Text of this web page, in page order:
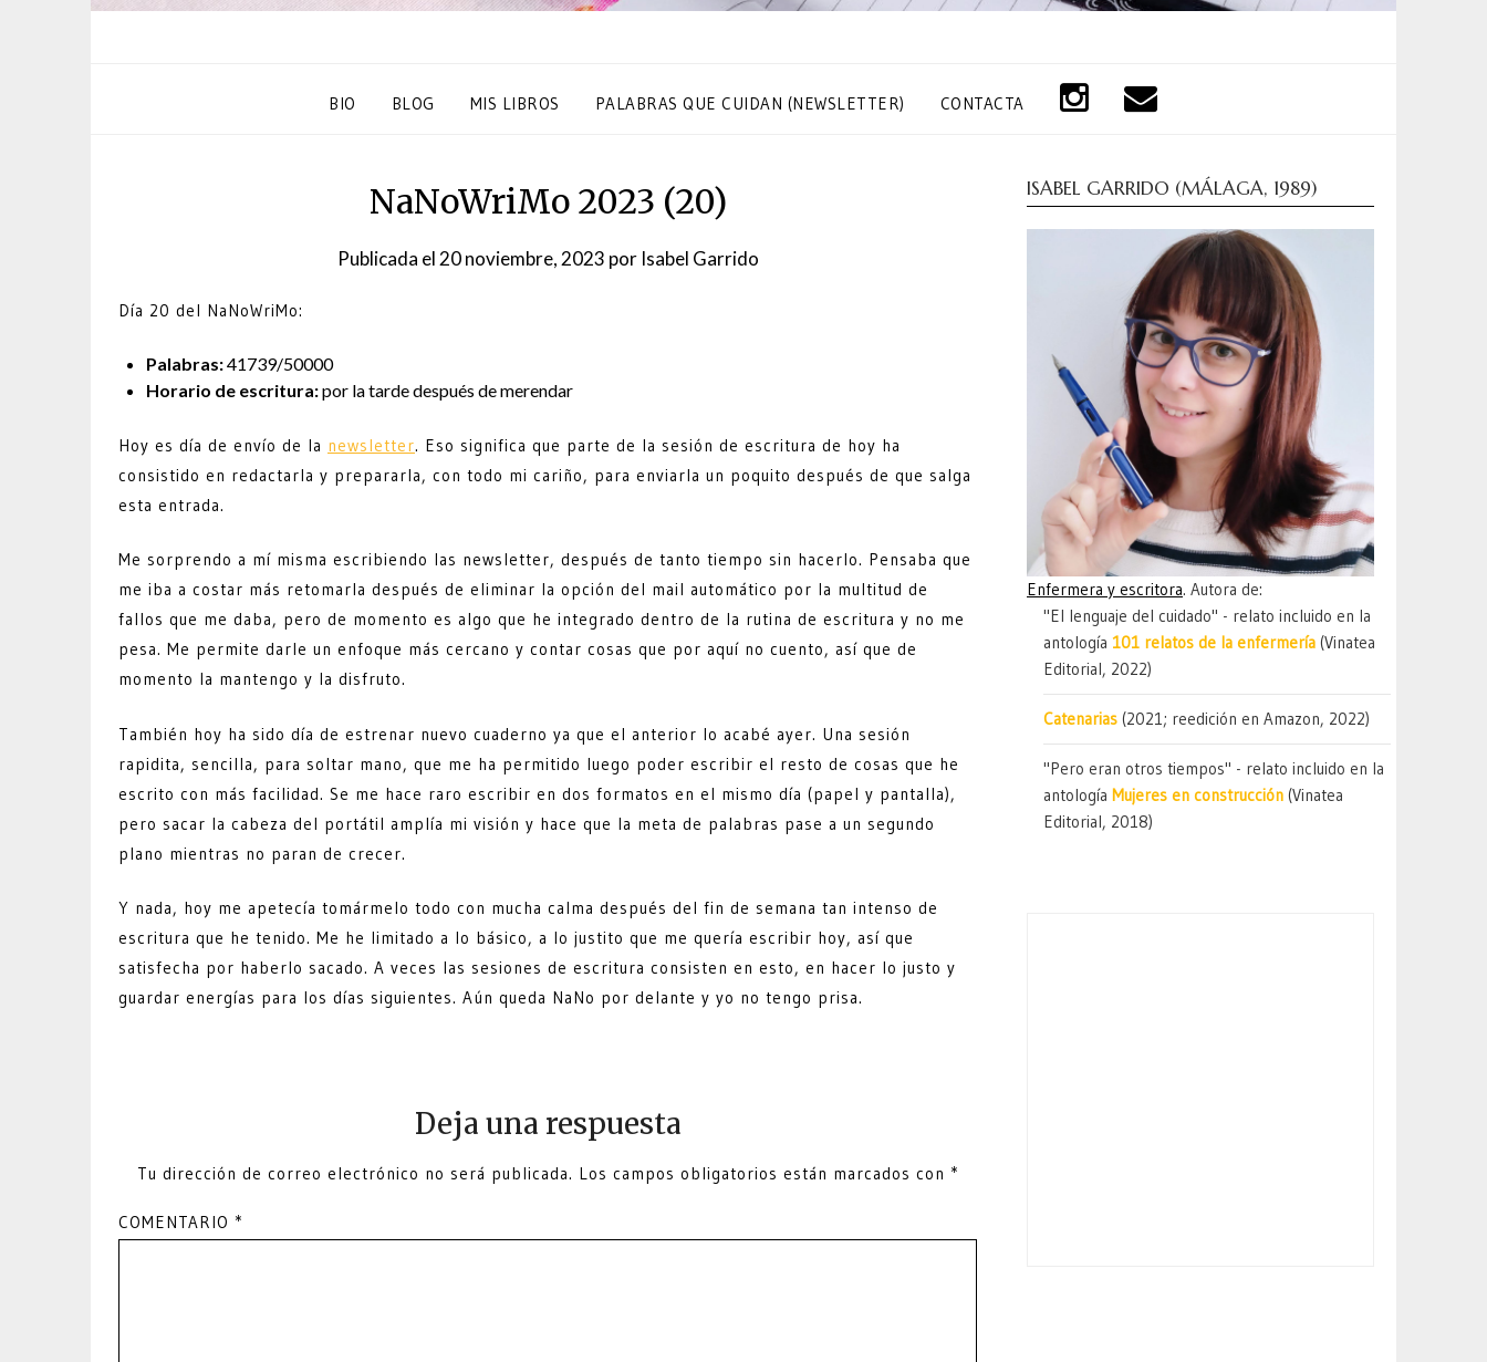
BIO BLOG MIS LIBROS PALABRAS QUE CUIDAN (NEWSLETTER) CONTACTA
NaNoWriMo 2023 (20)
Publicada el20 noviembre, 2023 por Isabel Garrido
Día 20 del NaNoWriMo:
Palabras:41739/50000
Horario de escritura:por la tarde después de merendar
Hoy es día de envío de la newsletter. Eso significa que parte de la sesión de escritura de hoy ha
consistido en redactarla y prepararla, con todo mi cariño, para enviarla un poquito después de que salga
esta entrada.
Me sorprendo a mí misma escribiendo las newsletter, después de tanto tiempo sin hacerlo. Pensaba que
me iba a costar más retomarla después de eliminar la opción del mail automático por la multitud de
fallos que me daba, pero de momento es algo que he integrado dentro de la rutina de escritura y no me
pesa. Me permite darle un enfoque más cercano y contar cosas que por aquí no cuento, así que de
momento la mantengo y la disfruto.
También hoy ha sido día de estrenar nuevo cuaderno ya que el anterior lo acabé ayer. Una sesión
rapidita, sencilla, para soltar mano, que me ha permitido luego poder escribir el resto de cosas que he
escrito con más facilidad. Se me hace raro escribir en dos formatos en el mismo día (papel y pantalla),
pero sacar la cabeza del portátil amplía mi visión y hace que la meta de palabras pase a un segundo
plano mientras no paran de crecer.
Y nada, hoy me apetecía tomármelo todo con mucha calma después del fin de semana tan intenso de
escritura que he tenido. Me he limitado a lo básico, a lo justito que me quería escribir hoy, así que
satisfecha por haberlo sacado. A veces las sesiones de escritura consisten en esto, en hacer lo justo y
guardar energías para los días siguientes. Aún queda NaNo por delante y yo no tengo prisa.
Deja una respuesta
Tu dirección de correo electrónico no será publicada. Los campos obligatorios están marcados con *
COMENTARIO *
ISABEL GARRIDO (MÁLAGA, 1989)
Enfermera y escritora. Autora de:
"El lenguaje del cuidado" - relato incluido en la
antología 101 relatos de la enfermería (Vinatea
Editorial, 2022)
Catenarias (2021; reedición en Amazon, 2022)
"Pero eran otros tiempos" - relato incluido en la
antología Mujeres en construcción (Vinatea
Editorial, 2018)